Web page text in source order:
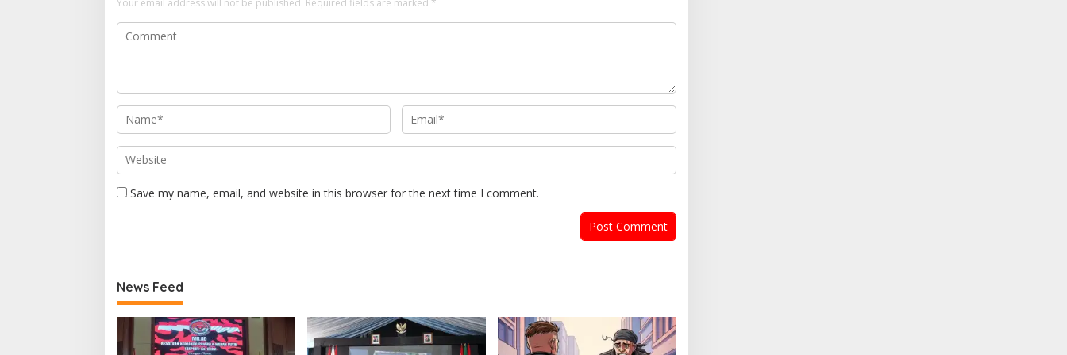
Your email address will not be published. Required fields are marked *
Save my name, email, and website in this browser for the next time I comment.
News Feed